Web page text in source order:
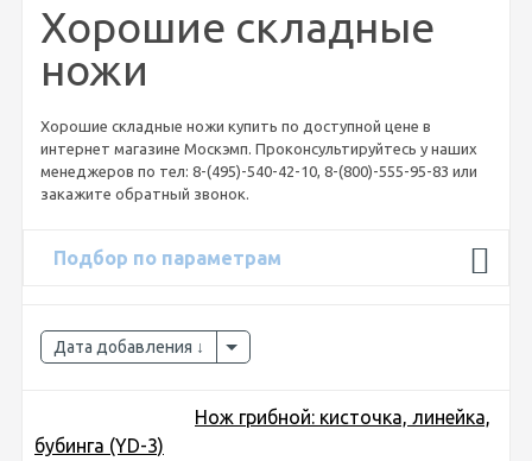
Хорошие складные
ножи
Хорошие складные ножи купить по доступной цене в
интернет магазине Москэмп. Проконсультируйтесь у наших
менеджеров по тел: 8-(495)-540-42-10, 8-(800)-555-95-83 или
закажите обратный звонок.
Подбор по параметрам
Дата добавления
Нож грибной: кисточка, линейка,
бубинга (YD-3)